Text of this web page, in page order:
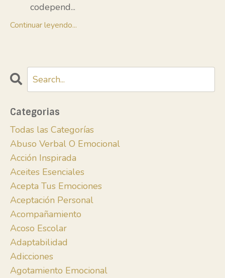
codepend...
Continuar leyendo...
Categorias
Todas las Categorías
Abuso Verbal O Emocional
Acción Inspirada
Aceites Esenciales
Acepta Tus Emociones
Aceptación Personal
Acompañamiento
Acoso Escolar
Adaptabilidad
Adicciones
Agotamiento Emocional